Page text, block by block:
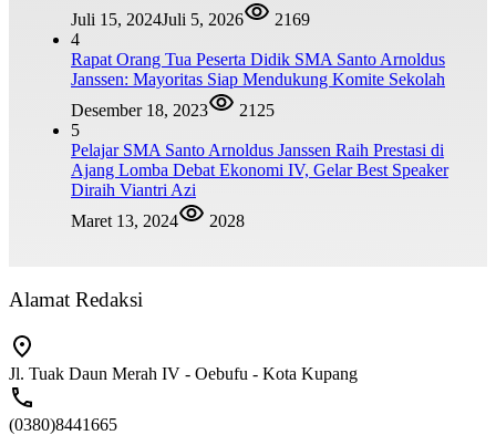
Juli 15, 2024Juli 5, 2026
2169
4
Rapat Orang Tua Peserta Didik SMA Santo Arnoldus
Janssen: Mayoritas Siap Mendukung Komite Sekolah
Desember 18, 2023
2125
5
Pelajar SMA Santo Arnoldus Janssen Raih Prestasi di
Ajang Lomba Debat Ekonomi IV, Gelar Best Speaker
Diraih Viantri Azi
Maret 13, 2024
2028
Alamat Redaksi
Jl. Tuak Daun Merah IV - Oebufu - Kota Kupang
(0380)8441665